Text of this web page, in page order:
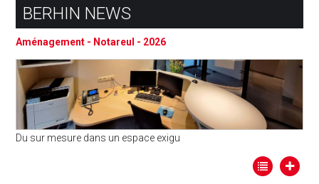
BERHIN NEWS
Aménagement - Notareul - 2026
Du sur mesure dans un espace exigu